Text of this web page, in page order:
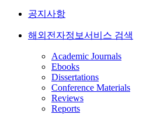
공지사항
해외전자정보서비스 검색
Academic Journals
Ebooks
Dissertations
Conference Materials
Reviews
Reports